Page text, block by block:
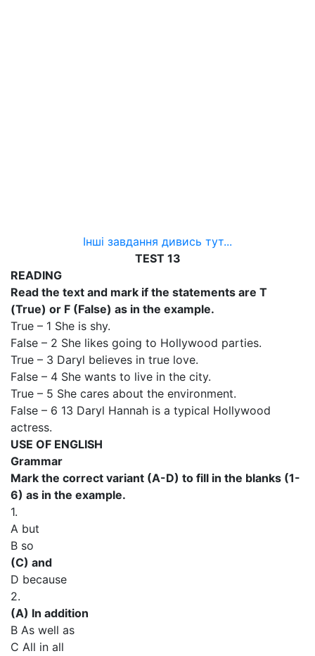
Інші завдання дивись тут...
TEST 13
READING
Read the text and mark if the statements are T
(True) or F (False) as in the example.
True – 1 She is shy.
False – 2 She likes going to Hollywood parties.
True – 3 Daryl believes in true love.
False – 4 She wants to live in the city.
True – 5 She cares about the environment.
False – 6 13 Daryl Hannah is a typical Hollywood
actress.
USE OF ENGLISH
Grammar
Mark the correct variant (A-D) to fill in the blanks (1-
6) as in the example.
1.
A but
В so
(C) and
D because
2.
(A) In addition
В As well as
C All in all